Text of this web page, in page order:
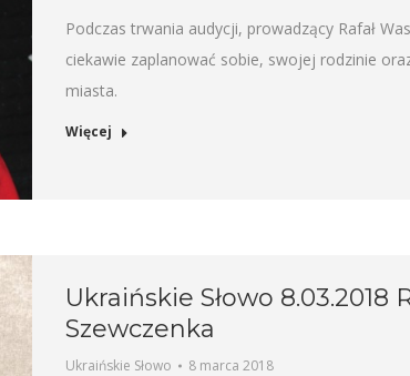
Podczas trwania audycji, prowadzący Rafał
ciekawie zaplanować sobie, swojej rodzinie
miasta.
Więcej
Ukraińskie Słowo 8.03.2018
Szewczenka
Ukraińskie Słowo 8 marca 2018